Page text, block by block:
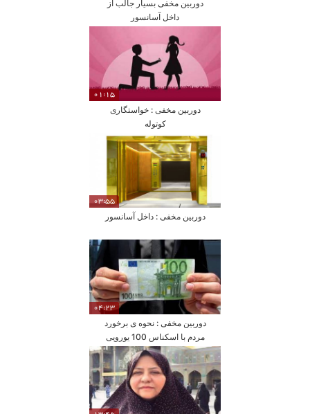
دوربین مخفی بسیار جالب از
داخل آسانسور
01:15
دوربین مخفی : خواستگاری
کوتوله
03:55
دوربین مخفی : داخل آسانسور
04:23
دوربین مخفی : نحوه ی برخورد
مردم با اسکناس 100 یورویی
روی زمین